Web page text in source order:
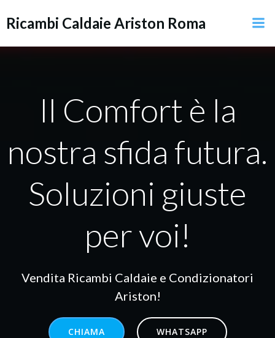
al
Ricambi Caldaie Ariston Roma
Il Comfort è la
nostra sfida futura.
Soluzioni giuste
per voi!
Vendita Ricambi Caldaie e Condizionatori
Ariston!
CHIAMA WHATSAPP